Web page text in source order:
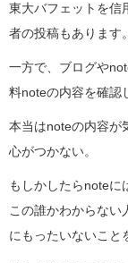
東大バフェットを信
者の投稿もあります。
一方で、ブログや
料noteの内容を確認
本当はnoteの内容が
心がつかない。
もしかしたらnoteに
この誰かわからない
にもったいないこと